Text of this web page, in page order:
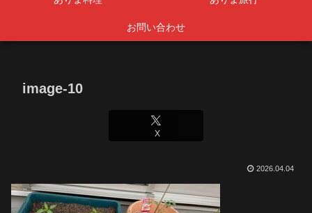
お問い合わせ
image-10
X
2026.04.04